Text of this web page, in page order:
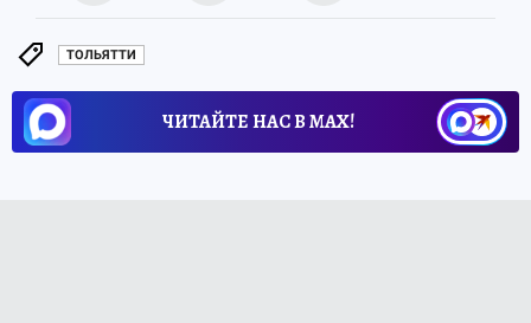
ТОЛЬЯТТИ
ЧИТАЙТЕ НАС В МАХ!